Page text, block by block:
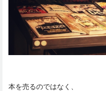
本を売るのではなく、